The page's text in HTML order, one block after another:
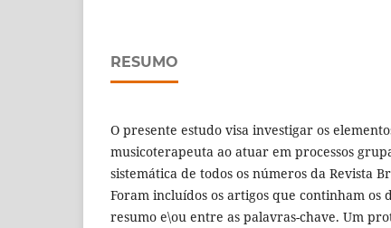
RESUMO
O presente estudo visa investigar os
musicoterapeuta ao atuar em processos
sistemática de todos os números da Revista
Foram incluí­dos os artigos que continham os
resumo e\ou entre as palavras-chave. Um